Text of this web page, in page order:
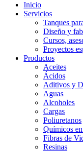
Inicio
Servicios
Tanques
Diseño y
Cursos,
Proyectos
Productos
Aceites
Ácidos
Aditivos y
Aguas
Alcoholes
Cargas
Poliuretanos
Químicos
Fibras de
Resinas